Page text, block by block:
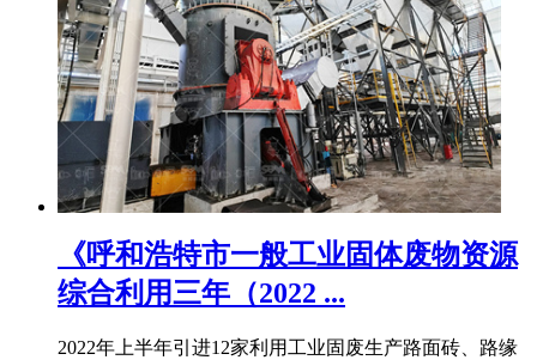
《呼和浩特市一般工业固体废物资源
综合利用三年（2022 ...
2022年上半年引进12家利用工业固废生产路面砖、路缘